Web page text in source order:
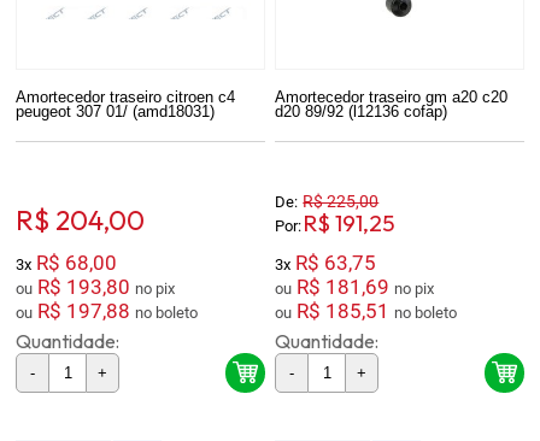
Amortecedor traseiro citroen c4
peugeot 307 01/ (amd18031)
R$ 204,00
3x R$ 68,00
ou R$ 193,80
no pix
ou R$ 197,88 no boleto
Quantidade:
- +
Amortecedor traseiro gm a20 c20
d20 89/92 (l12136 cofap)
De: R$ 225,00
Por: R$ 191,25
3x R$ 63,75
ou R$ 181,69
no pix
ou R$ 185,51 no boleto
Quantidade:
- +